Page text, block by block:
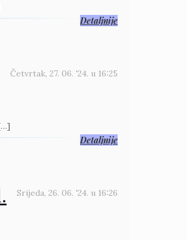
Detaljnije
Četvrtak, 27. 06. '24. u 16:25
Detaljnije
Srijeda, 26. 06. '24. u 16:26